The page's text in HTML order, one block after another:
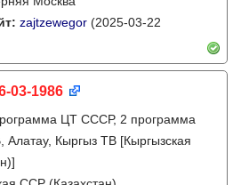
zajtzewegor (2025-03-22
03-1986
ЦТ СССР, 2 программа
Кыргыз ТВ [Кыргызская